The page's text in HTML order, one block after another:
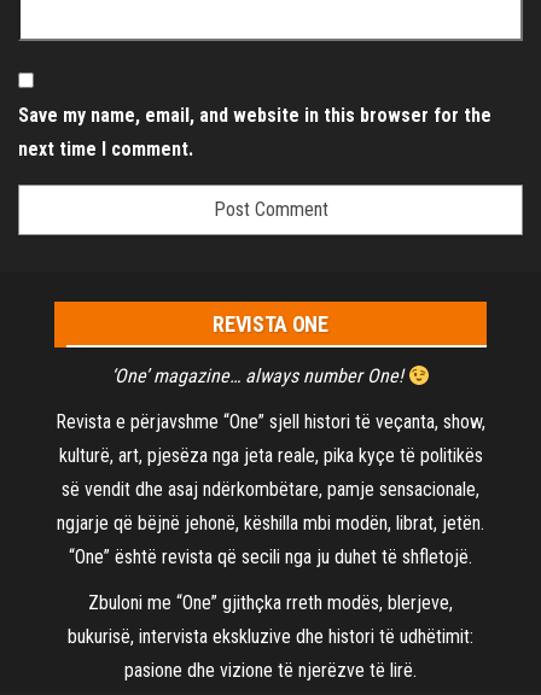
Save my name, email, and website in this browser for the
next time I comment.
REVISTA ONE
‘One’ magazine… always number One!
Revista e përjavshme “One” sjell histori të veçanta, show,
kulturë, art, pjesëza nga jeta reale, pika kyçe të politikës
së vendit dhe asaj ndërkombëtare, pamje sensacionale,
ngjarje që bëjnë jehonë, këshilla mbi modën, librat, jetën.
“One” është revista që secili nga ju duhet të shfletojë.
Zbuloni me “One” gjithçka rreth modës, blerjeve,
bukurisë, intervista ekskluzive dhe histori të udhëtimit:
pasione dhe vizione të njerëzve të lirë.